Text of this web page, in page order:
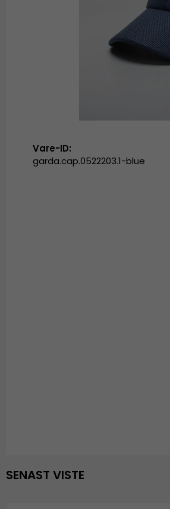
Vare-ID:
garda.cap.0522203.1-blue
SENAST VISTE